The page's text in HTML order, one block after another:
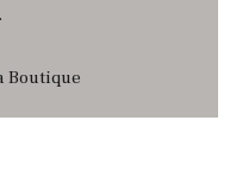
Boutique